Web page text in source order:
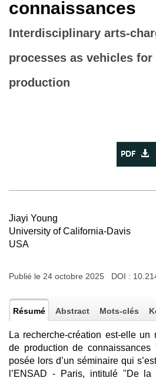
connaissances
Interdisciplinary arts-
processes as vehicles for
production
PDF
Jiayi Young
University of California-Davis
USA
Publié le 24 octobre 2025 DOI :
Résumé Abstract Mots-clés
La recherche-création est-elle
de production de
posée lors d’un séminaire qui
l’ENSAD - Paris, intitulé "De